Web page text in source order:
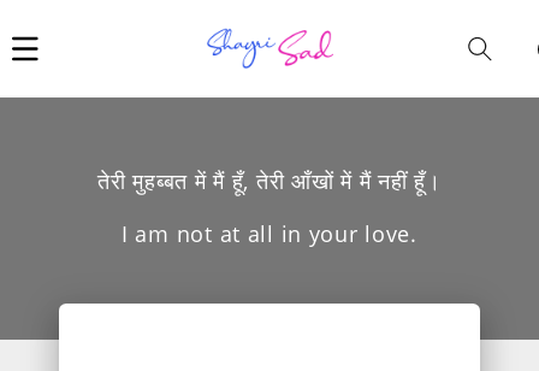
तेरी मुहब्बत में मैं हूँ, तेरी आँखों में मैं नहीं हूँ।
I am not at all in your love.